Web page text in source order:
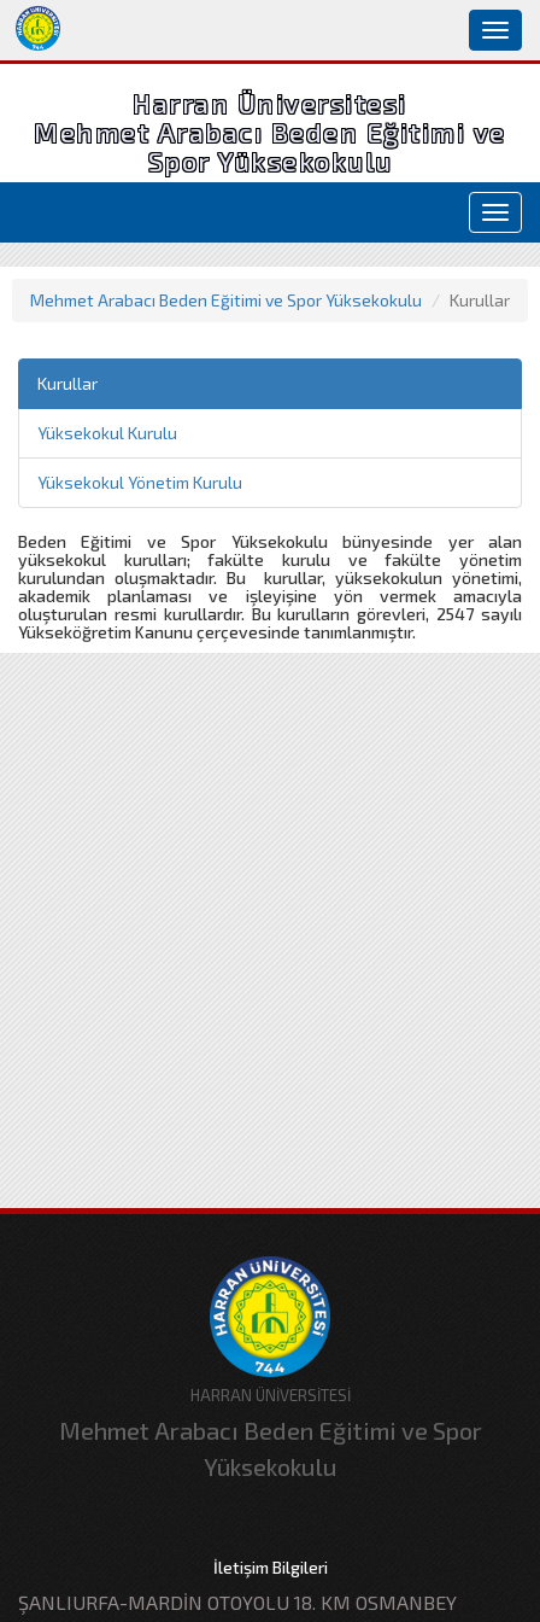
Harran Üniversitesi
Mehmet Arabacı Beden Eğitimi ve
Spor Yüksekokulu
Mehmet Arabacı Beden Eğitimi ve Spor Yüksekokulu Kurullar
Kurullar
Yüksekokul Kurulu
Yüksekokul Yönetim Kurulu
Beden Eğitimi ve Spor Yüksekokulu bünyesinde yer alan
yüksekokul kurulları; fakülte kurulu ve fakülte yönetim
kurulundan oluşmaktadır. Bu kurullar, yüksekokulun yönetimi,
akademik planlaması ve işleyişine yön vermek amacıyla
oluşturulan resmi kurullardır. Bu kurulların görevleri, 2547 sayılı
Yükseköğretim Kanunu çerçevesinde tanımlanmıştır.
HARRAN ÜNİVERSİTESİ
Mehmet Arabacı Beden Eğitimi ve Spor
Yüksekokulu
İletişim Bilgileri
ŞANLIURFA-MARDİN OTOYOLU 18. KM OSMANBEY